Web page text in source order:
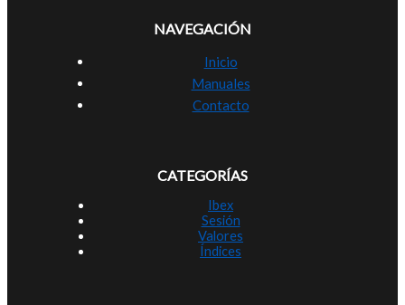
NAVEGACIÓN
Inicio
Manuales
Contacto
CATEGORÍAS
Ibex
Sesión
Valores
Índices